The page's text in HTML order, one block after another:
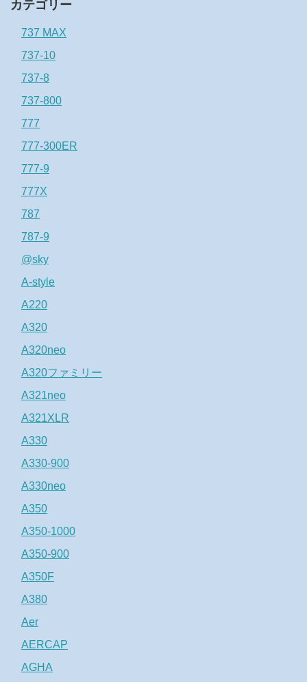
カテゴリー
737 MAX
737-10
737-8
737-800
777
777-300ER
777-9
777X
787
787-9
@sky
A-style
A220
A320
A320neo
A320ファミリー
A321neo
A321XLR
A330
A330-900
A330neo
A350
A350-1000
A350-900
A350F
A380
Aer
AERCAP
AGHA